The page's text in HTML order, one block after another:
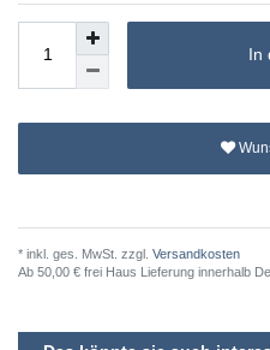
In
* inkl. ges. MwSt. zzgl. Versandkosten
Ab 50,00 € frei Haus Lieferung innerhalb